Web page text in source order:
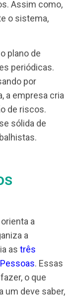
remuneração e
e critérios
e variável.
for
é muito
Assim
o sistema,
o plano de
por